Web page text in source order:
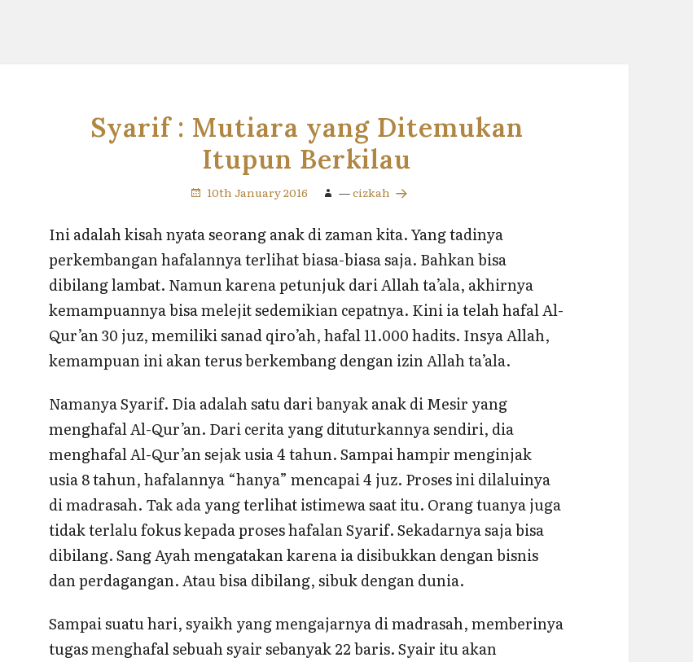
Syarif : Mutiara yang Ditemukan
Itupun Berkilau
10th January 2016 —cizkah
Ini adalah kisah nyata seorang anak di zaman kita. Yang tadinya
perkembangan hafalannya terlihat biasa-biasa saja. Bahkan bisa
dibilang lambat. Namun karena petunjuk dari Allah ta’ala, akhirnya
kemampuannya bisa melejit sedemikian cepatnya. Kini ia telah hafal Al-
Qur’an 30 juz, memiliki sanad qiro’ah, hafal 11.000 hadits. Insya Allah,
kemampuan ini akan terus berkembang dengan izin Allah ta’ala.
Namanya Syarif. Dia adalah satu dari banyak anak di Mesir yang
menghafal Al-Qur’an. Dari cerita yang dituturkannya sendiri, dia
menghafal Al-Qur’an sejak usia 4 tahun. Sampai hampir menginjak
usia 8 tahun, hafalannya “hanya” mencapai 4 juz. Proses ini dilaluinya
di madrasah. Tak ada yang terlihat istimewa saat itu. Orang tuanya juga
tidak terlalu fokus kepada proses hafalan Syarif. Sekadarnya saja bisa
dibilang. Sang Ayah mengatakan karena ia disibukkan dengan bisnis
dan perdagangan. Atau bisa dibilang, sibuk dengan dunia.
Sampai suatu hari, syaikh yang mengajarnya di madrasah, memberinya
tugas menghafal sebuah syair sebanyak 22 baris. Syair itu akan